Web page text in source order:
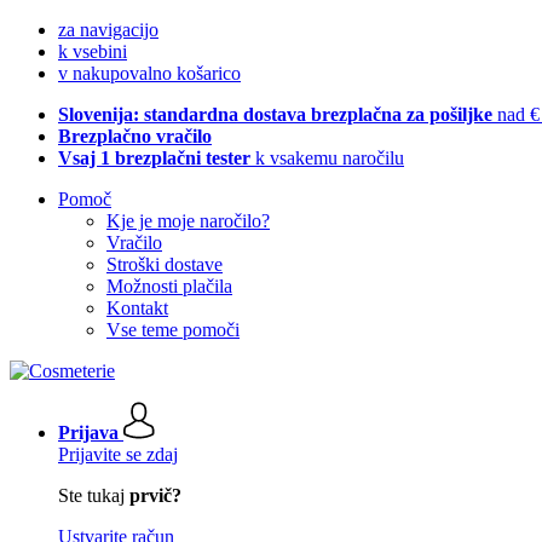
za navigacijo
k vsebini
v nakupovalno košarico
Slovenija: standardna dostava brezplačna za pošiljke nad
Brezplačno vračilo
Vsaj 1 brezplačni tester k vsakemu naročilu
Pomoč
Kje je moje naročilo?
Vračilo
Stroški dostave
Možnosti plačila
Kontakt
Vse teme pomoči
Prijava
Prijavite se zdaj
Ste tukaj prvič?
Ustvarite račun